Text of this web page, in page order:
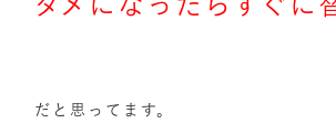
だと思ってます。